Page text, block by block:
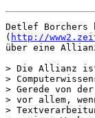
Detlef Borchers
( http://
über eine
> Die Allianz ist
>
> Gerede von
> vor allem,
>